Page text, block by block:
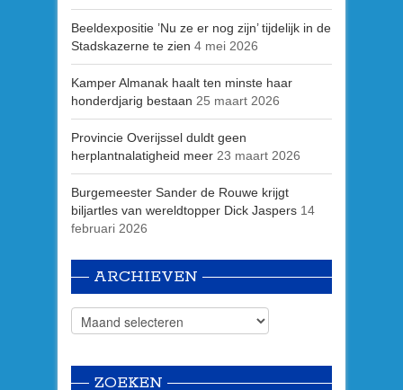
Beeldexpositie ’Nu ze er nog zijn’ tijdelijk in de
Stadskazerne te zien 4 mei 2026
Kamper Almanak haalt ten minste haar
honderdjarig bestaan 25 maart 2026
Provincie Overijssel duldt geen
herplantnalatigheid meer 23 maart 2026
Burgemeester Sander de Rouwe krijgt
biljartles van wereldtopper Dick Jaspers 14
februari 2026
ARCHIEVEN
ZOEKEN